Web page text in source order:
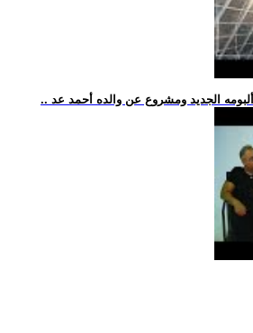
الجديد ومشروع عن والده أحمد عد